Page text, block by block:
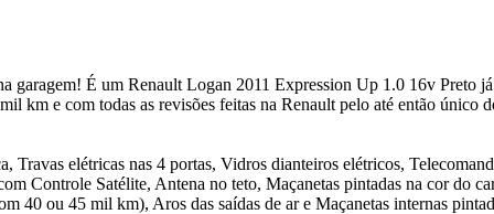
garagem! É um Renault Logan 2011 Expression Up 1.0 16v Preto
km e com todas as revisões feitas na Renault pelo até então único
elétricas nas 4 portas, Vidros dianteiros elétricos,
Controle Satélite, Antena no teto, Maçanetas pintadas na cor do
40 ou 45 mil km), Aros das saídas de ar e Maçanetas internas